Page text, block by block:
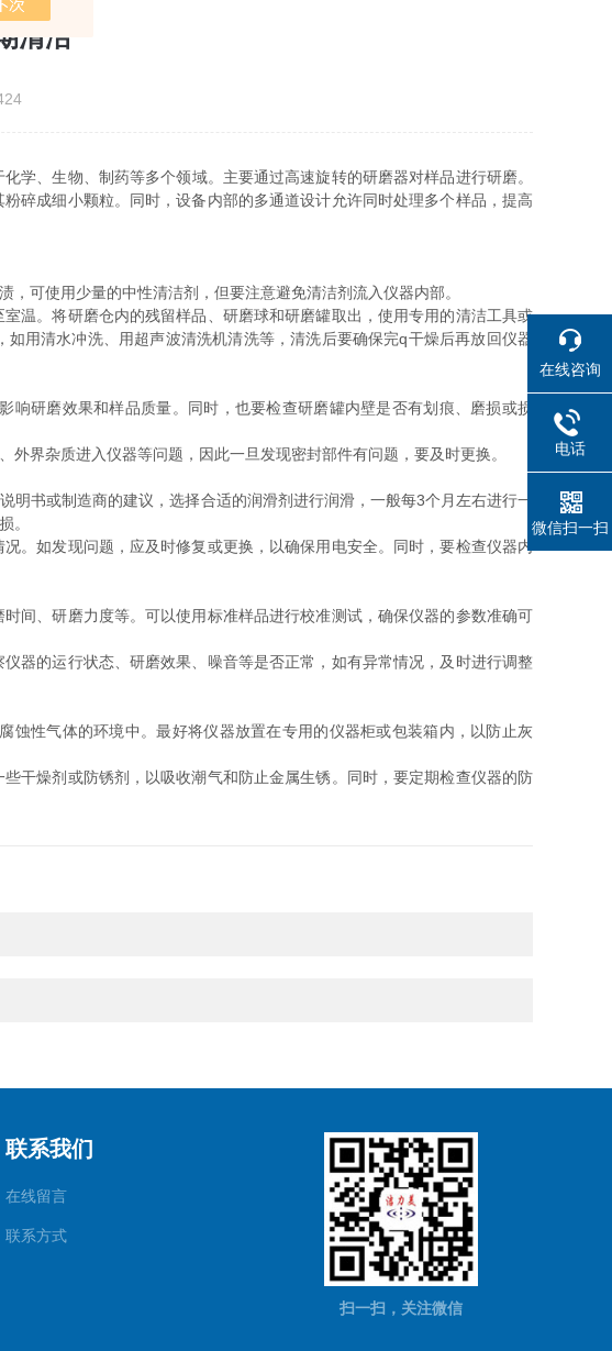
清洁
学、生物、制药等多个领域。主要通过高速旋转的研磨器对样品进行研磨。
碎成细小颗粒。同时，设备内部的多通道设计允许同时处理多个样品，提高
可使用少量的中性清洁剂，但要注意避免清洁剂流入仪器内部。
。将研磨仓内的残留样品、研磨球和研磨罐取出，使用专用的清洁工具或
用清水冲洗、用超声波清洗机清洗等，清洗后要确保完q干燥后再放回仪器
研磨效果和样品质量。同时，也要检查研磨罐内壁是否有划痕、磨损或损
界杂质进入仪器等问题，因此一旦发现密封部件有问题，要及时更换。
书或制造商的建议，选择合适的润滑剂进行润滑，一般每3个月左右进行一
。
如发现问题，应及时修复或更换，以确保用电安全。同时，要检查仪器内
、研磨力度等。可以使用标准样品进行校准测试，确保仪器的参数准确可
的运行状态、研磨效果、噪音等是否正常，如有异常情况，及时进行调整
性气体的环境中。最好将仪器放置在专用的仪器柜或包装箱内，以防止灰
燥剂或防锈剂，以吸收潮气和防止金属生锈。同时，要定期检查仪器的防
联系我们
在线留言
联系方式
扫一扫，关注微信
在线咨询
电话
微信扫一扫